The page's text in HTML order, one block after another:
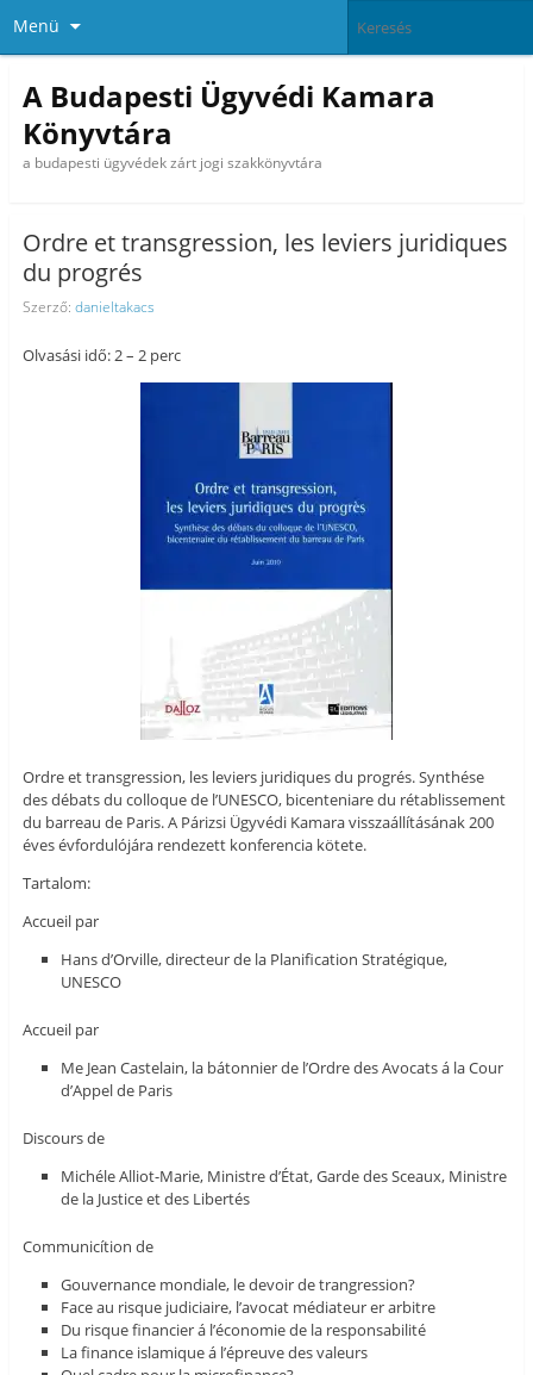
Menü
A Budapesti Ügyvédi Kamara
Könyvtára
a budapesti ügyvédek zárt jogi szakkönyvtára
Ordre et transgression, les leviers juridiques
du progrés
Szerző: danieltakacs
Olvasási idő: 2 – 2 perc
Ordre et transgression, les leviers juridiques du progrés. Synthése
des débats du colloque de l’UNESCO, bicenteniare du rétablissement
du barreau de Paris. A Párizsi Ügyvédi Kamara visszaállításának 200
éves évfordulójára rendezett konferencia kötete.
Tartalom:
Accueil par
Hans d’Orville, directeur de la Planification Stratégique,
UNESCO
Accueil par
Me Jean Castelain, la bátonnier de l’Ordre des Avocats á la Cour
d’Appel de Paris
Discours de
Michéle Alliot-Marie, Ministre d’État, Garde des Sceaux, Ministre
de la Justice et des Libertés
Communicítion de
Gouvernance mondiale, le devoir de trangression?
Face au risque judiciaire, l’avocat médiateur er arbitre
Du risque financier á l’économie de la responsabilité
La finance islamique á l’épreuve des valeurs